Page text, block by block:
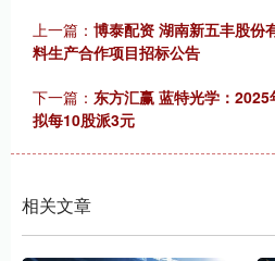
上一篇： 博泰配资 湖南新五丰股份
料生产合作项目招标公告
下一篇： 东方汇赢 蓝特光学：
拟每10股派3元
相关文章